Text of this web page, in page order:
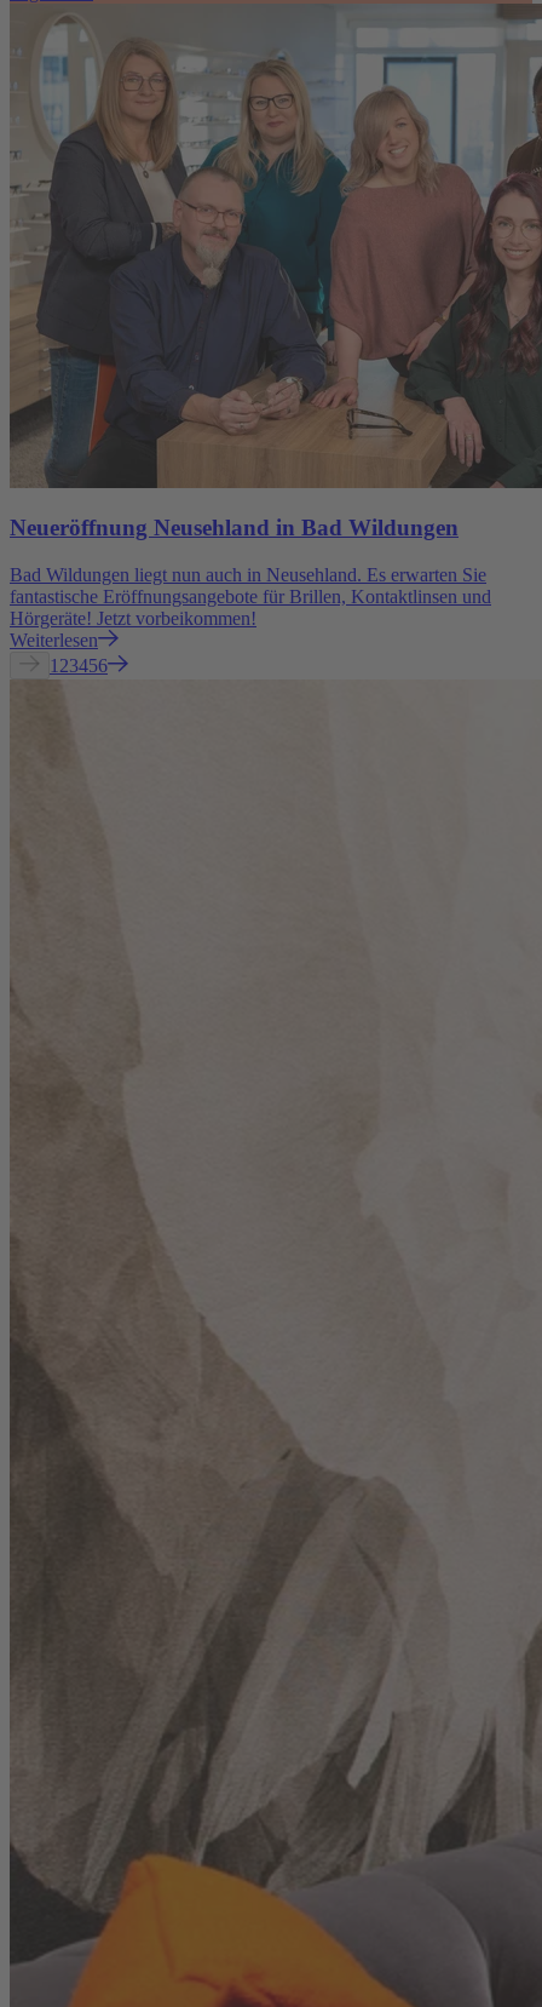
Neueröffnung Neusehland in Bad Wildungen
Bad Wildungen liegt nun auch in Neusehland. Es erwarten Sie
fantastische Eröffnungsangebote für Brillen, Kontaktlinsen und
Hörgeräte! Jetzt vorbeikommen!
Weiterlesen
1 23456